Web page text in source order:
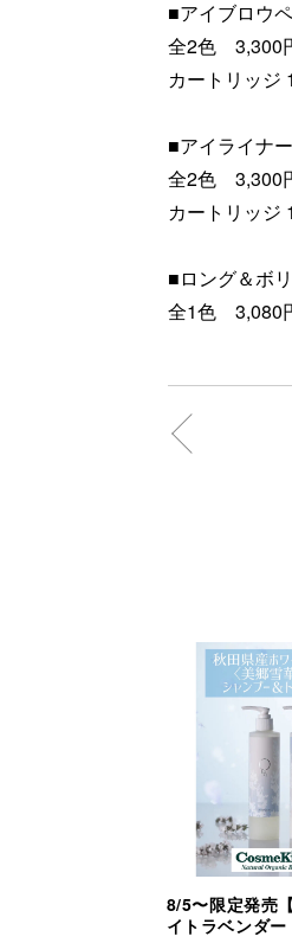
■アイブロウ
全2色 3,300
カートリッジ
■アイライナ
全2色 3,300
カートリッジ
■ロング＆ボ
全1色 3,080
8/5〜限定発売
イトラベンダー